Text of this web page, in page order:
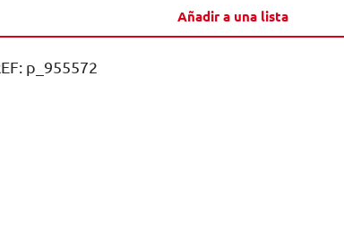
Añadir a una lista
p_955572